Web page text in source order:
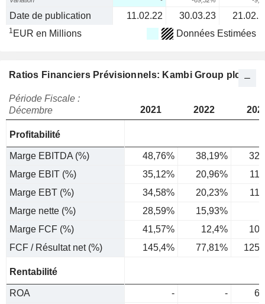
Date de publication 11.02.22 30.03.23
1 EUR en Millions Données Estimées
Ratios Financiers Prévisionnels: Kambi Group plc
Période Fiscale :
Décembre
2021 2022
Profitabilité
Marge EBITDA (%) 48,76% 38,19%
Marge EBIT (%)
35,12% 20,96%
Marge EBT (%)
34,58% 20,23%
Marge nette (%)
28,59% 15,93%
Marge FCF (%)
41,57% 12,4%
FCF / Résultat net (%)
145,4% 77,81%
Rentabilité
ROA - -